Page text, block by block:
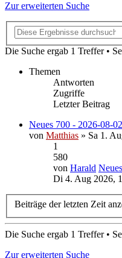
Zur erweiterten Suche
Die Suche ergab 1 Treffer •
Themen
Antworten
Zugriffe
Letzter Beitrag
Neues 700 - 2026-08-02
von Matthias » Sa 1.
1
580
von Harald
Di 4. Aug 2026,
Beiträge der letzten Zeit
Die Suche ergab 1 Treffer •
Zur erweiterten Suche